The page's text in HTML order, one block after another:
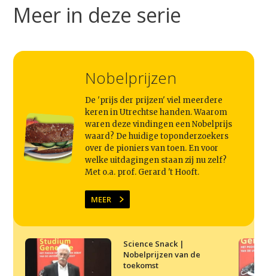
Video
Podcast
Artikelen
Contact
Meer in deze serie
Nobelprijzen
De 'prijs der prijzen' viel meerdere
keren in Utrechtse handen. Waarom
waren deze vindingen een Nobelprijs
waard? De huidige toponderzoekers
over de pioniers van toen. En voor
welke uitdagingen staan zij nu zelf?
Met o.a. prof. Gerard 't Hooft.
MEER
Science Snack |
Nobelprijzen van de
toekomst